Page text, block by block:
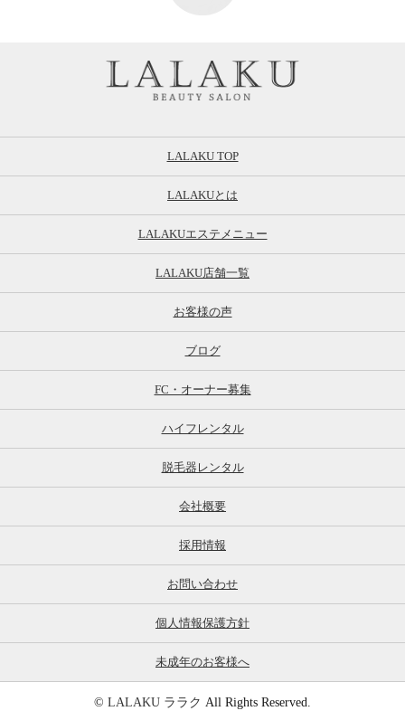
LALAKU TOP
LALAKUとは
LALAKUエステメニュー
LALAKU店舗一覧
お客様の声
ブログ
FC・オーナー募集
ハイフレンタル
脱毛器レンタル
会社概要
採用情報
お問い合わせ
個人情報保護方針
未成年のお客様へ
© LALAKU ララク All Rights Reserved.